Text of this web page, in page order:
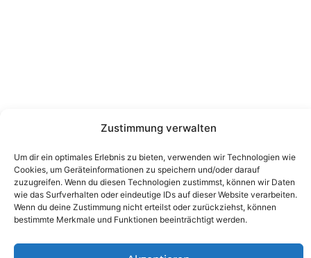
Zustimmung verwalten
Um dir ein optimales Erlebnis zu bieten, verwenden wir Technologien wie
Cookies, um Geräteinformationen zu speichern und/oder darauf
zuzugreifen. Wenn du diesen Technologien zustimmst, können wir Daten
wie das Surfverhalten oder eindeutige IDs auf dieser Website verarbeiten.
Wenn du deine Zustimmung nicht erteilst oder zurückziehst, können
bestimmte Merkmale und Funktionen beeinträchtigt werden.
+43 316 711 878
office@guggi-arms.com